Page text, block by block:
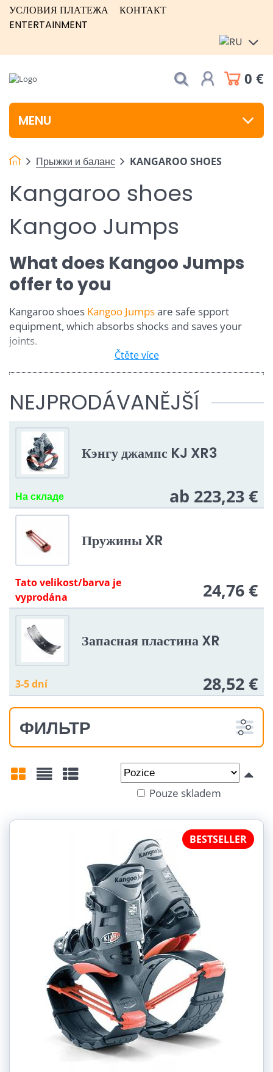
УСЛОВИЯ ПЛАТЕЖА
КОНТАКТ
ENTERTAINMENT
0 €
MENU
Прыжки и баланс KANGAROO SHOES
Kangaroo shoes
Kangoo Jumps
What does Kangoo Jumps
offer to you
Kangaroo shoes Kangoo Jumpsare safe spport
equipment, which absorbs shocks and saves your
joints.
Videa Youtube jsou blokovány Volbami
soukromí
Povolit jednou
Povolit a zapamatovat - souhlas s
druhem cookie: Funkční
Otevřít video v novém okně
Exercise has never been such fun, safe and simple.
Čtěte více
NEJPRODÁVANĚJŠÍ
Кэнгу джампс KJ XR3
На складе ab 223,23 €
Пружины XR
Tato velikost/barva je
vyprodána
24,76 €
Запасная пластина XR
3-5 dní 28,52 €
ФИЛЬТР
Do:Pouze skladem
BESTSELLER